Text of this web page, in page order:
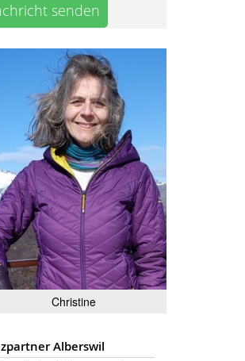
senden
Christine
Alberswil